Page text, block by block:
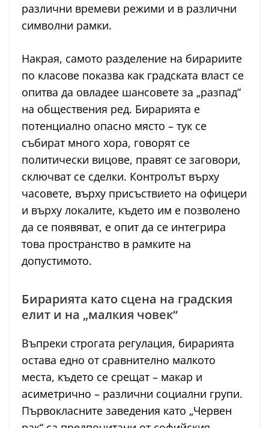
различни времеви режими и в различни
символни рамки.
Накрая, самото разделение на бирариите
по класове показва как градската власт се
опитва да овладее шансовете за „разпад“
на обществения ред. Бирарията е
потенциално опасно място – тук се
събират много хора, говорят се
политически вицове, правят се заговори,
сключват се сделки. Контролът върху
часовете, върху присъствието на офицери
и върху локалите, където им е позволено
да се появяват, е опит да се интегрира
това пространство в рамките на
допустимото.
Бирарията като сцена на градския
елит и на „малкия човек“
Въпреки строгата регулация, бирарията
остава едно от сравнително малкото
места, където се срещат – макар и
асиметрично – различни социални групи.
Първокласните заведения като „Червен